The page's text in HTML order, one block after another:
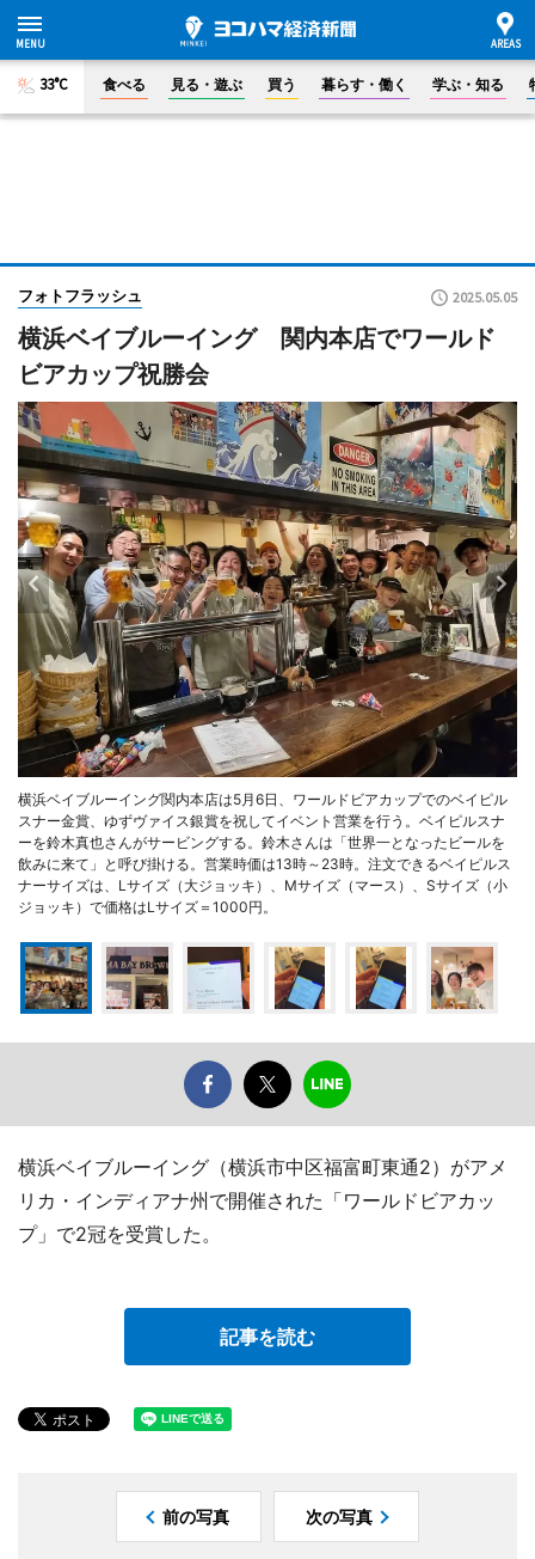
33°C 食べる 見る・遊ぶ 買う 暮らす・働く 学ぶ・知る
フォトフラッシュ 2025.05.05
横浜ベイブルーイング 関内本店でワールド
ビアカップ祝勝会
横浜ベイブルーイング関内本店は5月6日、ワールドビアカップでのベイピル
スナー金賞、ゆずヴァイス銀賞を祝してイベント営業を行う。ベイピルスナ
ーを鈴木真也さんがサービングする。鈴木さんは「世界一となったビールを
飲みに来て」と呼び掛ける。営業時価は13時～23時。注文できるベイピルス
ナーサイズは、Lサイズ（大ジョッキ）、Мサイズ（マース）、Sサイズ（小
ジョッキ）で価格はLサイズ＝1000円。
横浜ベイブルーイング（横浜市中区福富町東通2）がアメ
リカ・インディアナ州で開催された「ワールドビアカッ
プ」で2冠を受賞した。
記事を読む
前の写真 次の写真